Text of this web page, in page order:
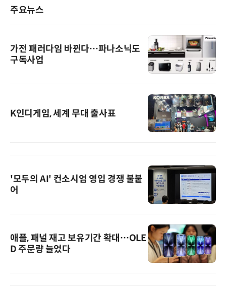
주요뉴스
가전 패러다임 바뀐다…파나소닉도
구독사업
K인디게임, 세계 무대 출사표
'모두의 AI' 컨소시엄 영입 경쟁 불붙
어
애플, 패널 재고 보유기간 확대…OLE
D 주문량 늘었다